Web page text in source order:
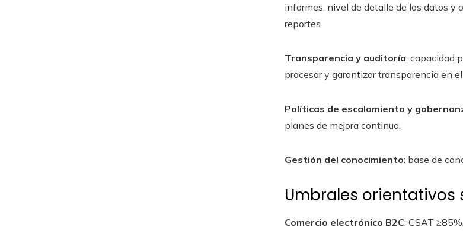
informes, nivel de detalle de los datos y
reportes
Transparencia y auditoría: capacidad
procesar y garantizar transparencia en
Políticas de escalamiento y
planes de mejora continua.
Gestión del conocimiento: base de
Umbrales
Comercio electrónico B2C: CSAT